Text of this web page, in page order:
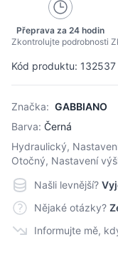
Kód produktu: 132537
Značka: GABBIANO
Barva: Černá
Hydraulický,
Otočný, Nastavení
Přeprava za 24 hodin
Zkontrolujte podrobnosti
Našli levnější?
Nějaké otázky?
Informujte mě,